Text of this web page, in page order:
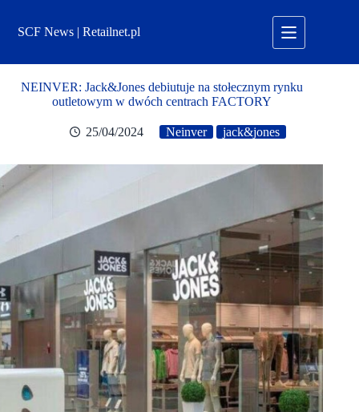
treściSCF News | Retailnet.pl
NEINVER: Jack&Jones debiutuje na stołecznym rynku
outletowym w dwóch centrach FACTORY
25/04/2024 Neinver jack&jones